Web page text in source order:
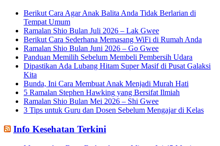
Berikut Cara Agar Anak Balita Anda Tidak Berlarian di
Tempat Umum
Ramalan Shio Bulan Juli 2026 – Lak Gwee
Berikut Cara Sederhana Memasang WiFi di Rumah Anda
Ramalan Shio Bulan Juni 2026 – Go Gwee
Panduan Memilih Sebelum Membeli Pembersih Udara
Dipastikan Ada Lubang Hitam Super Masif di Pusat Galaksi
Kita
Bunda, Ini Cara Membuat Anak Menjadi Murah Hati
5 Ramalan Stephen Hawking yang Bersifat Ilmiah
Ramalan Shio Bulan Mei 2026 – Shi Gwee
3 Tips untuk Guru dan Dosen Sebelum Mengajar di Kelas
Info Kesehatan Terkini